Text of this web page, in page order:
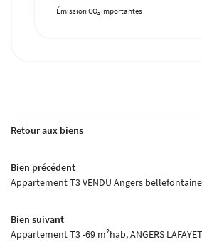
Émission CO2 importantes
Retour aux biens
Bien précédent
Appartement T3 VENDU Angers bellefontaine
Bien suivant
Appartement T3 -69 m²hab, ANGERS